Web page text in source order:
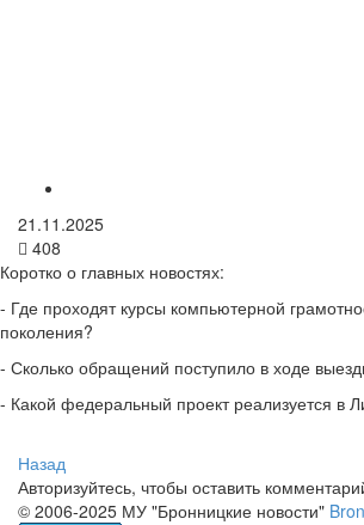
21.11.2025
408
Коротко о главных новостях:
- Где проходят курсы компьютерной
поколения?
- Сколько обращений поступило в ходе
- Какой федеральный проект реализуется в
Назад
Авторизуйтесь, чтобы оставить
© 2006-2025 МУ "Бронницкие новости"